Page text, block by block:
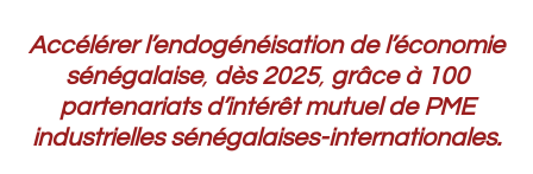
Accélérer l’endogénéisation de l’économie
sénégalaise, dès 2025, grâce à 100
partenariats d’intérêt mutuel de PME
industrielles sénégalaises-internationales.